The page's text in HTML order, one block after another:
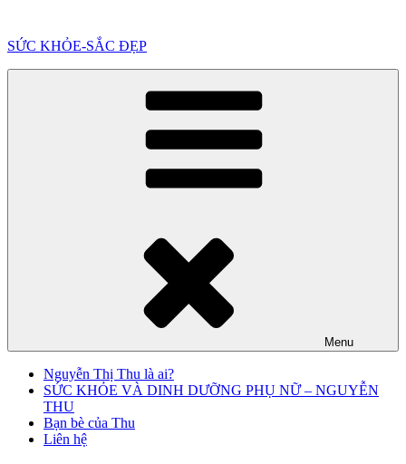
phần
SỨC KHỎE-SẮC ĐẸP
Menu
Nguyễn Thị Thu là ai?
SỨC KHỎE VÀ DINH DƯỠNG PHỤ NỮ – NGUYỄN
THU
Bạn bè của Thu
Liên hệ